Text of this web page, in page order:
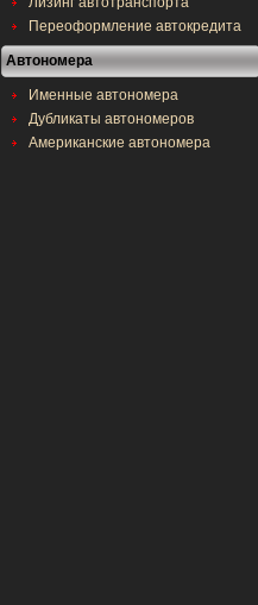
Переоформление автокредита
Автономера
Именные автономера
Дубликаты автономеров
Американские автономера